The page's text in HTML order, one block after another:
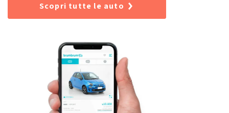
Scopri tutte le auto